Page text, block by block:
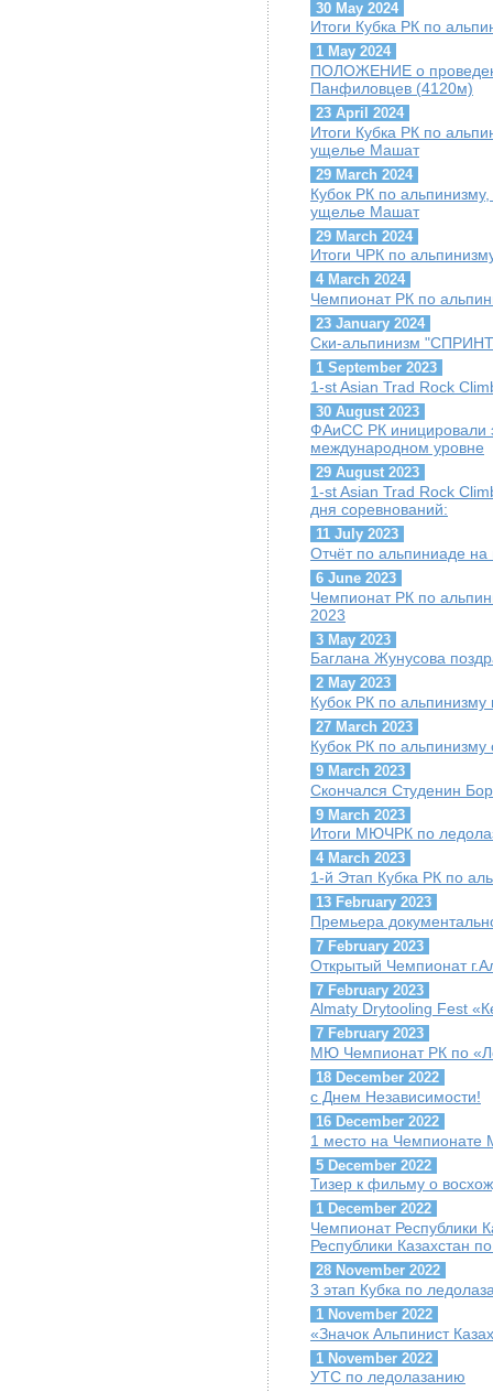
30 May 2024
Итоги Кубка РК по
1 May 2024
ПОЛОЖЕНИЕ о
Панфиловцев (4120м)
23 April 2024
Итоги Кубка РК по
ущелье Машат
29 March 2024
Кубок РК по
ущелье Машат
29 March 2024
Итоги ЧРК по
4 March 2024
Чемпионат РК по
23 January 2024
Ски-альпинизм
1 September 2023
1-st Asian Trad Rock
30 August 2023
ФАиСС РК иницировали
международном уровне
29 August 2023
1-st Asian Trad Rock
дня соревнований:
11 July 2023
Отчёт по альпиниаде
6 June 2023
Чемпионат РК по
2023
3 May 2023
Баглана Жунусова
2 May 2023
Кубок РК по альпинизму
27 March 2023
Кубок РК по альпинизму
9 March 2023
Скончался Студенин
9 March 2023
Итоги МЮЧРК по
4 March 2023
1-й Этап Кубка РК по
13 February 2023
Премьера
7 February 2023
Открытый Чемпионат
7 February 2023
Almaty Drytooling Fest
7 February 2023
МЮ Чемпионат РК по
18 December 2022
с Днем Независимости!
16 December 2022
1 место на
5 December 2022
Тизер к фильму о
1 December 2022
Чемпионат Республики
Республики Казахстан
28 November 2022
3 этап Кубка по
1 November 2022
«Значок Альпинист
1 November 2022
УТС по ледолазанию